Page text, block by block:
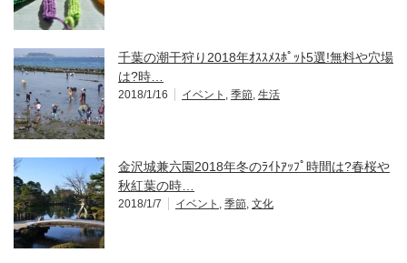
千葉の潮干狩り2018年ｵｽｽﾒｽﾎﾟｯﾄ5選!無料や穴場
は?時…
2018/1/16 イベント , 季節, 生活
金沢城兼六園2018年冬のﾗｲﾄｱｯﾌﾟ時間は?春桜や
秋紅葉の時…
2018/1/7 イベント , 季節, 文化